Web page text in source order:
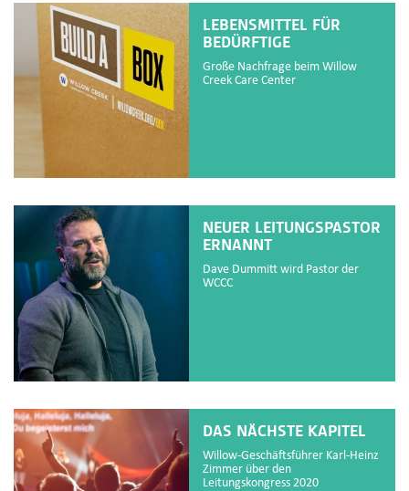
LEBENSMITTEL FÜR
BEDÜRFTIGE
Große Nachfrage beim Willow
Creek Care Center
NEUER LEITUNGSPASTOR
ERNANNT
Dave Dummitt wird Pastor der
WCCC
DAS NÄCHSTE KAPITEL
Willow-Geschäftsführer Karl-Heinz
Zimmer über den
Leitungskongress 2020